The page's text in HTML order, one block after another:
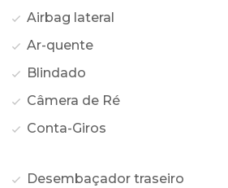
Airbag lateral
Ar-quente
Blindado
Câmera de Ré
Conta-Giros
Desembaçador traseiro